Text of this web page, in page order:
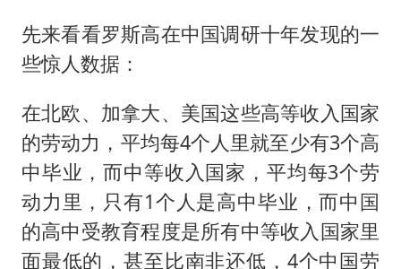
先来看看罗斯高在中国调研十年发现的一
些惊人数据：
在北欧、加拿大、美国这些高等收入国家
的劳动力，平均每4个人里就至少有3个高
中毕业，而中等收入国家，平均每3个劳
动力里，只有1个人是高中毕业，而中国
的高中受教育程度是所有中等收入国家里
面最低的，甚至比南非还低，4个中国劳